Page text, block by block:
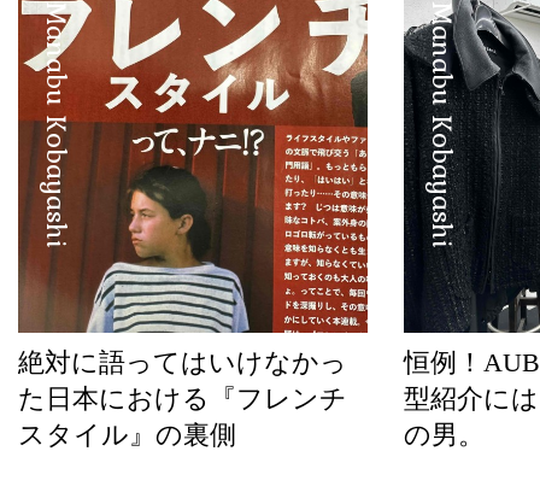
Manabu Kobayashi
絶対に語ってはいけなかっ
た日本における『フレンチ
スタイル』の裏側
Manabu Kobayashi
恒例！
型紹介に
の男。